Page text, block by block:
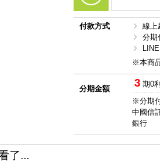
付款方式
線上
分期
※本商
分期金額 3 期0
※分期
中國信
銀行
了...